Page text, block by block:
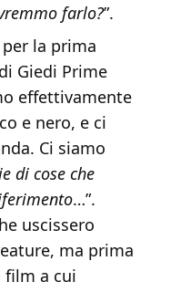
farlo?”.
la prima
Giedi Prime
effettivamente
e nero, e ci
Ci siamo
di cose che
…”.
uscissero
ma prima
film a cui